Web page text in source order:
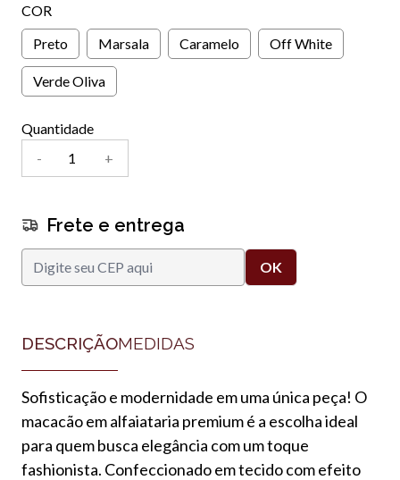
COR
Preto
Marsala Caramelo Off White
Verde Oliva
Quantidade
-
+
Frete e entrega
DESCRIÇÃOMEDIDAS
Sofisticação e modernidade em uma única peça! O
macacão em alfaiataria premium é a escolha ideal
para quem busca elegância com um toque
fashionista. Confeccionado em tecido com efeito